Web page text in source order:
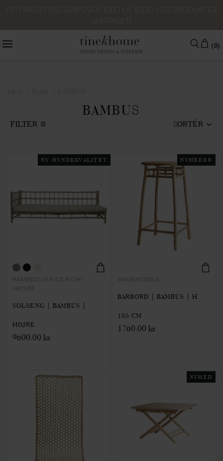
DANSK DESIGN & INTERIØR
(0)
BAMBUS
FILTER SORTÉR
NY HYNDEKVALITET
BAMBEDLOUNGE-RIGHT-
NATURE
SOLSENG | BAMBUS |
HØJRE
9600.00 kr.
NYHEDER
BAMBARTABLE
BARBORD | BAMBUS | H
105 CM
1760.00 kr.
NYHED